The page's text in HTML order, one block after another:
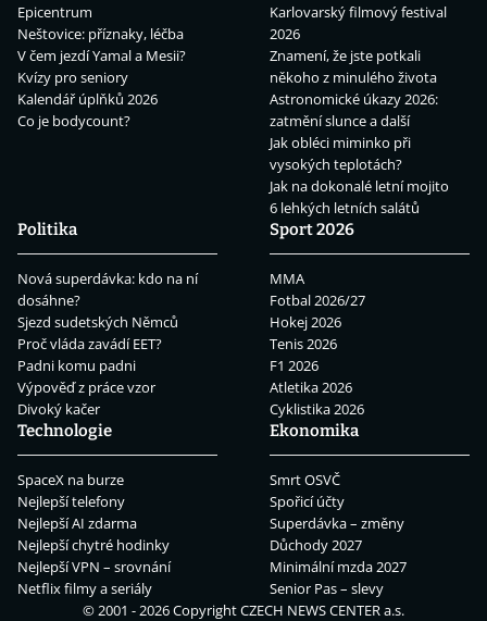
Epicentrum
Neštovice: příznaky, léčba
V čem jezdí Yamal a Mesii?
Kvízy pro seniory
Kalendář úplňků 2026
Co je bodycount?
Karlovarský filmový festival
2026
Znamení, že jste potkali
někoho z minulého života
Astronomické úkazy 2026:
zatmění slunce a další
Jak obléci miminko při
vysokých teplotách?
Jak na dokonalé letní mojito
6 lehkých letních salátů
Politika
Nová superdávka: kdo na ní
dosáhne?
Sjezd sudetských Němců
Proč vláda zavádí EET?
Padni komu padni
Výpověď z práce vzor
Divoký kačer
Sport 2026
MMA
Fotbal 2026/27
Hokej 2026
Tenis 2026
F1 2026
Atletika 2026
Cyklistika 2026
Technologie
SpaceX na burze
Nejlepší telefony
Nejlepší AI zdarma
Nejlepší chytré hodinky
Nejlepší VPN – srovnání
Netflix filmy a seriály
Ekonomika
Smrt OSVČ
Spořicí účty
Superdávka – změny
Důchody 2027
Minimální mzda 2027
Senior Pas – slevy
© 2001 - 2026 CopyrightCZECH NEWS CENTER a.s.